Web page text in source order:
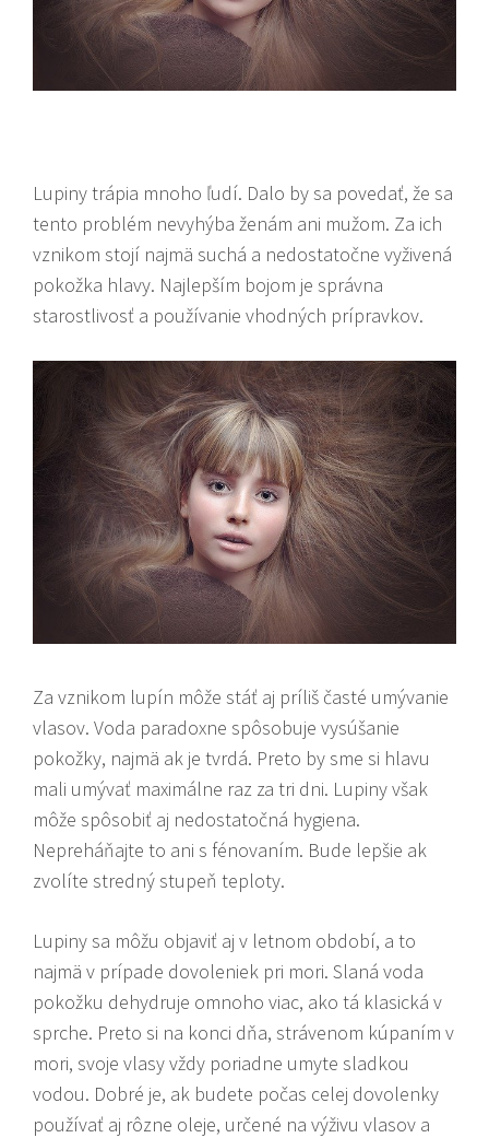
Lupiny trápia mnoho ľudí. Dalo by sa povedať, že sa
tento problém nevyhýba ženám ani mužom. Za ich
vznikom stojí najmä suchá a nedostatočne vyživená
pokožka hlavy. Najlepším bojom je správna
starostlivosť a používanie vhodných prípravkov.
Za vznikom lupín môže stáť aj príliš časté umývanie
vlasov. Voda paradoxne spôsobuje vysúšanie
pokožky, najmä ak je tvrdá. Preto by sme si hlavu
mali umývať maximálne raz za tri dni. Lupiny však
môže spôsobiť aj nedostatočná hygiena.
Nepreháňajte to ani s fénovaním. Bude lepšie ak
zvolíte stredný stupeň teploty.
Lupiny sa môžu objaviť aj v letnom období, a to
najmä v prípade dovoleniek pri mori. Slaná voda
pokožku dehydruje omnoho viac, ako tá klasická v
sprche. Preto si na konci dňa, strávenom kúpaním v
mori, svoje vlasy vždy poriadne umyte sladkou
vodou. Dobré je, ak budete počas celej dovolenky
používať aj rôzne oleje, určené na výživu vlasov a